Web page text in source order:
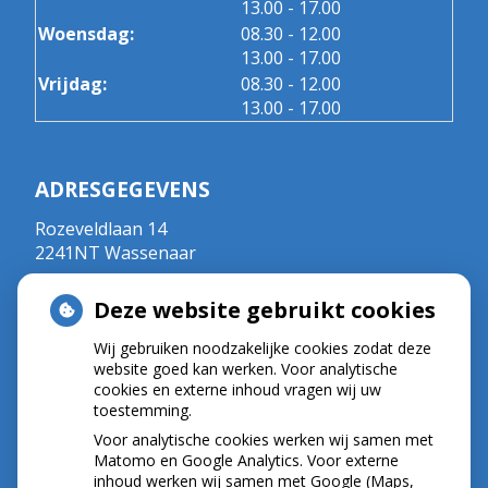
13.00 tot
- 17.00
Woensdag:
08.30 tot
- 12.00
13.00 tot
- 17.00
Vrijdag:
08.30 tot
- 12.00
13.00 tot
- 17.00
ADRESGEGEVENS
Rozeveldlaan 14
2241NT Wassenaar
E-mail:
r.crul@kpnplanet.nl
BIG-nummer ; 09020533702
NIEUWS
Let op: valse Infomedics-mails over
Deze website gebruikt cookies
Wij gebruiken noodzakelijke cookies zodat deze
website goed kan werken. Voor analytische
cookies en externe inhoud vragen wij uw
toestemming.
Voor analytische cookies werken wij samen met
Matomo en Google Analytics. Voor externe
inhoud werken wij samen met Google (Maps,